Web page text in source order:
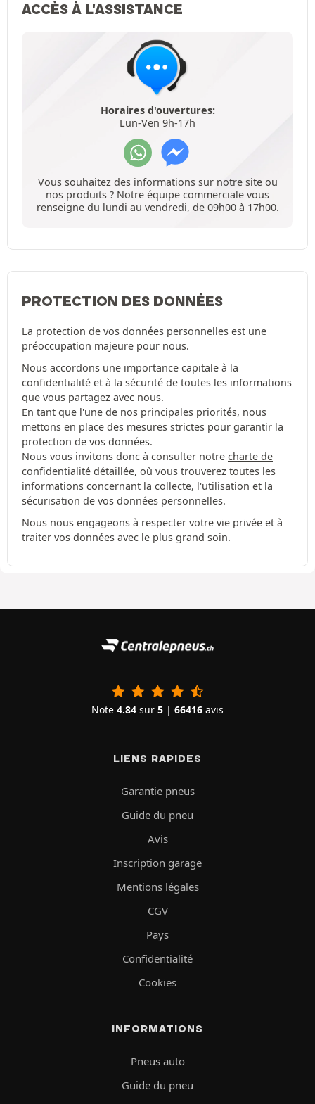
ACCÈS À L'ASSISTANCE
Horaires d'ouvertures:
Lun-Ven 9h-17h
Vous souhaitez des informations sur notre site ou
nos produits ? Notre équipe commerciale vous
renseigne du lundi au vendredi, de 09h00 à 17h00.
PROTECTION DES DONNÉES
La protection de vos données personnelles est une
préoccupation majeure pour nous.
Nous accordons une importance capitale à la
confidentialité et à la sécurité de toutes les informations
que vous partagez avec nous.
En tant que l'une de nos principales priorités, nous
mettons en place des mesures strictes pour garantir la
protection de vos données.
Nous vous invitons donc à consulter notre charte de
confidentialité détaillée, où vous trouverez toutes les
informations concernant la collecte, l'utilisation et la
sécurisation de vos données personnelles.
Nous nous engageons à respecter votre vie privée et à
traiter vos données avec le plus grand soin.
Note 4.84 sur 5 | 66416 avis
LIENS RAPIDES
Garantie pneus
Guide du pneu
Avis
Inscription garage
Mentions légales
CGV
Pays
Confidentialité
Cookies
INFORMATIONS
Pneus auto
Guide du pneu